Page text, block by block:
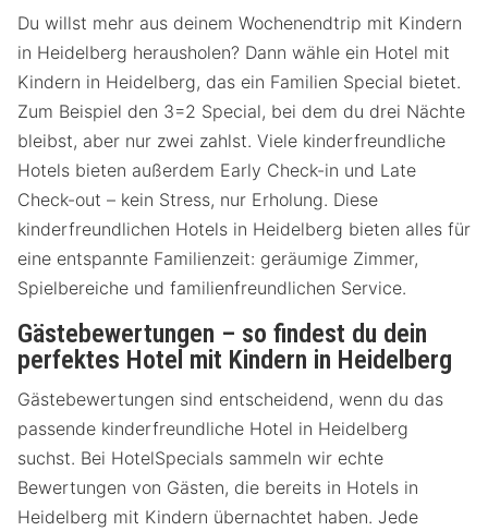
Du willst mehr aus deinem Wochenendtrip mit Kindern
in Heidelberg herausholen? Dann wähle ein Hotel mit
Kindern in Heidelberg, das ein Familien Special bietet.
Zum Beispiel den 3=2 Special, bei dem du drei Nächte
bleibst, aber nur zwei zahlst. Viele kinderfreundliche
Hotels bieten außerdem Early Check-in und Late
Check-out – kein Stress, nur Erholung. Diese
kinderfreundlichen Hotels in Heidelberg bieten alles für
eine entspannte Familienzeit: geräumige Zimmer,
Spielbereiche und familienfreundlichen Service.
Gästebewertungen – so findest du dein
perfektes Hotel mit Kindern in Heidelberg
Gästebewertungen sind entscheidend, wenn du das
passende kinderfreundliche Hotel in Heidelberg
suchst. Bei HotelSpecials sammeln wir echte
Bewertungen von Gästen, die bereits in Hotels in
Heidelberg mit Kindern übernachtet haben. Jede